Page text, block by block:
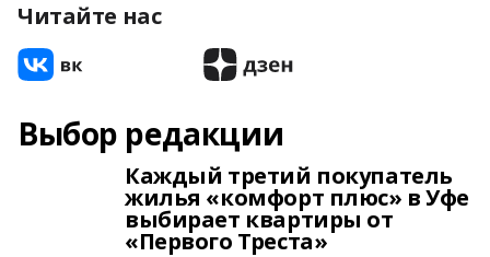
Читайте нас
Выбор редакции
Каждый третий покупатель
жилья «комфорт плюс» в Уфе
выбирает квартиры от
«Первого Треста»